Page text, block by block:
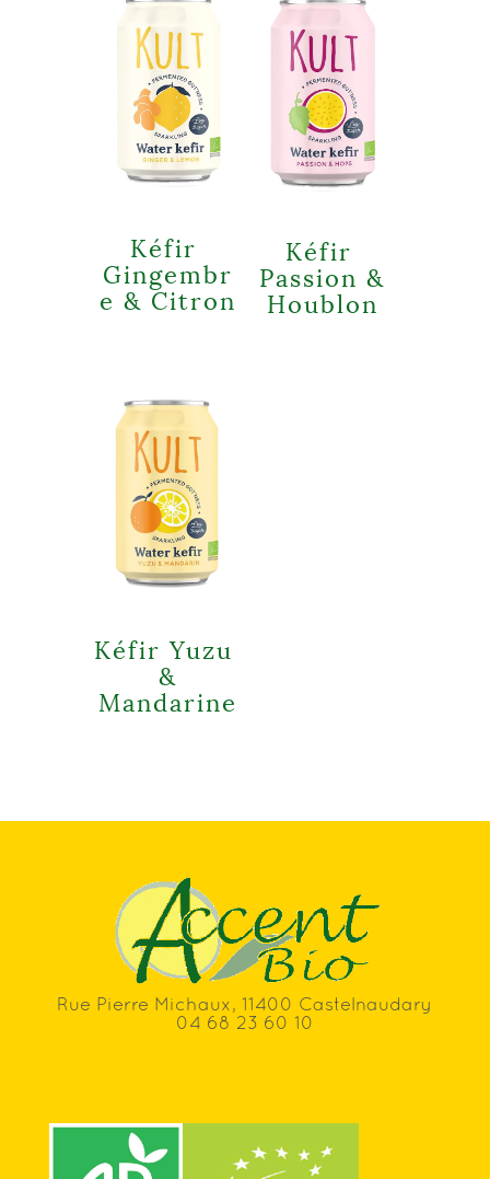
Kéfir
Gingembr
e & Citron
Kéfir
Passion &
Houblon
Kéfir Yuzu
&
Mandarine
Rue Pierre Michaux, 11400 Castelnaudary
04 68 23 60 10